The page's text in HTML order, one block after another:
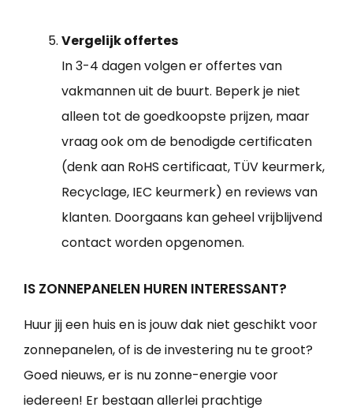
Vergelijk offertes
In 3-4 dagen volgen er offertes van
vakmannen uit de buurt. Beperk je niet
alleen tot de goedkoopste prijzen, maar
vraag ook om de benodigde certificaten
(denk aan RoHS certificaat, TÜV keurmerk,
Recyclage, IEC keurmerk) en reviews van
klanten. Doorgaans kan geheel vrijblijvend
contact worden opgenomen.
IS ZONNEPANELEN HUREN INTERESSANT?
Huur jij een huis en is jouw dak niet geschikt voor
zonnepanelen, of is de investering nu te groot?
Goed nieuws, er is nu zonne-energie voor
iedereen! Er bestaan allerlei prachtige